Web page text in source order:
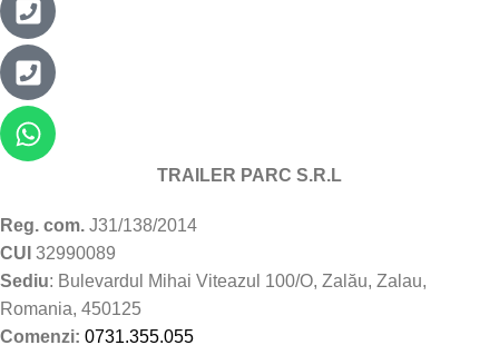
TRAILER PARC S.R.L
Reg. com. J31/138/2014
CUI 32990089
Sediu: Bulevardul Mihai Viteazul 100/O, Zalău, Zalau,
Romania, 450125
Comenzi: 0731.355.055